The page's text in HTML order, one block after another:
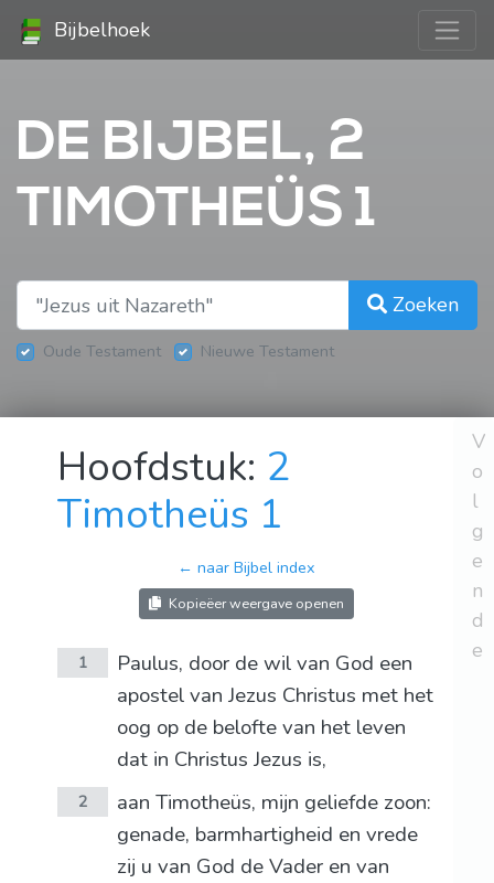
Bijbelhoek
DE BIJBEL, 2
TIMOTHEÜS 1
Zoeken
Oude Testament Nieuwe Testament
Hoofdstuk: 2
Timotheüs 1
← naar Bijbel index
Kopieëer weergave openen
1
Paulus, door de wil van God een
apostel van Jezus Christus met het
oog op de belofte van het leven
dat in Christus Jezus is,
2
aan Timotheüs, mijn geliefde zoon:
genade, barmhartigheid en vrede
zij u van God de Vader en van
V
o
l
g
e
n
d
e